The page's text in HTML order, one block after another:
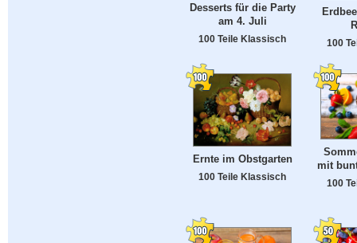
Desserts für die Party
am 4. Juli
100 Teile Klassisch 100
Ernte im Obstgarten
100 Teile Klassisch
mit
100